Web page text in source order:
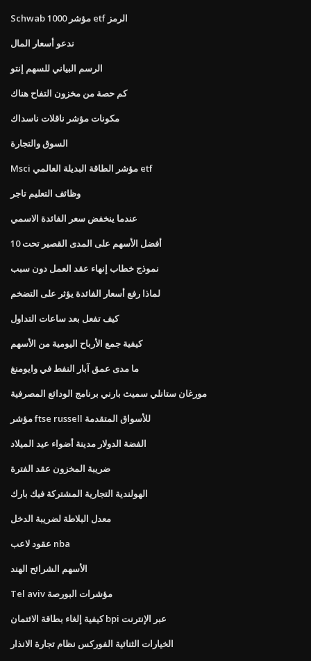
Schwab 1000 مؤشر etf الرمز
ندعو أسعار المال
الرسم البياني للسهم إنتو
كم حصة من مخزون التفاح هناك
مكونات مؤشر ناقلات ناسداك
السوق والتجارة
Msci مؤشر الطاقة البديلة العالمي etf
وظائف التعليم تاجر
عندما ينخفض ​​سعر الفائدة الاسمي
أفضل الأسهم على المدى القصير تحت 10
نموذج خطاب إنهاء عقد العمل دون سبب
لماذا رفع أسعار الفائدة يؤثر على التضخم
كيف تفعل بعد ساعات التداول
كيفية جمع الأرباح اليومية من الأسهم
ما مدى عمق آبار النفط في وايومنغ
مورغان ستانلي سميث بارني برنامج الودائع المصرفية
مؤشر ftse russell للأسواق المتقدمة
الفضة الدولار مدينة أضواء عيد الميلاد
ضريبة المخزون عقد الفترة
الهولندية التجارية المشتركة فيك بارك
معدل البلاطة لضريبة الدخل
عقود لاعب nba
الأسهم الشرائح الهند
Tel aviv مؤشرات البورصة
كيفية إلغاء بطاقة الائتمان bpi عبر الإنترنت
الخيارات الثنائية الفوركس نظام تجارة الانذار